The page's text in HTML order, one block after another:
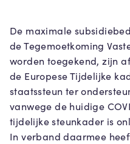
De maximale
de Tegemoetkoming
worden toegekend, zijn
de Europese Tijdelijke
staatssteun ter
vanwege de huidige
tijdelijke steunkader is
In verband daarmee